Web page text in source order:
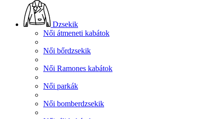
Dzsekik
Női átmeneti kabátok
Női bőrdzsekik
Női Ramones kabátok
Női parkák
Női bomberdzsekik